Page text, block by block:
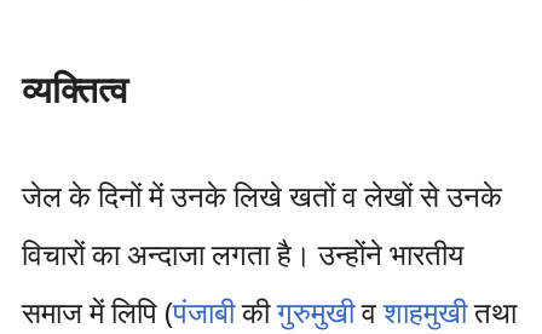
व्यक्तित्व
जेल के दिनों में उनके लिखे खतों व लेखों से उनके
विचारों का अन्दाजा लगता है। उन्होंने भारतीय
समाज में लिपि (पंजाबीकीगुरुमुखीवशाहमुखीतथा